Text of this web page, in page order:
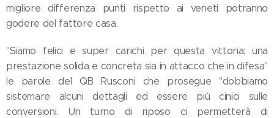
migliore differenza punti rispetto ai veneti potranno
godere del fattore casa.
"Siamo felici e super carichi per questa vittoria; una
prestazione solida e concreta sia in attacco che in difesa"
le parole del QB Rusconi che prosegue "dobbiamo
sistemare alcuni dettagli ed essere più cinici sulle
conversioni. Un turno di riposo ci permetterà di